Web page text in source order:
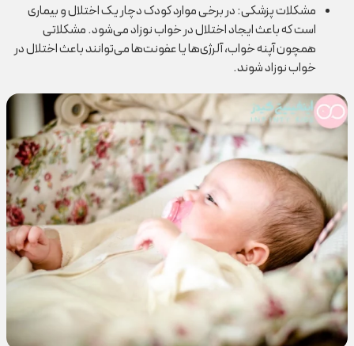
مشکلات پزشکی:در برخی موارد کودک دچار یک اختلال و بیماری
است که باعث ایجاد اختلال در خواب نوزاد می‌شود. مشکلاتی
همچون آپنه خواب، آلرژی‌ها یا عفونت‌ها می‌توانند باعث اختلال در
خواب نوزاد شوند.